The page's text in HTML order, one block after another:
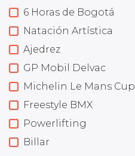
6 Horas de Bogotá
Natación Artística
Ajedrez
GP Mobil Delvac
Michelin Le Mans Cup
Freestyle BMX
Powerlifting
Billar